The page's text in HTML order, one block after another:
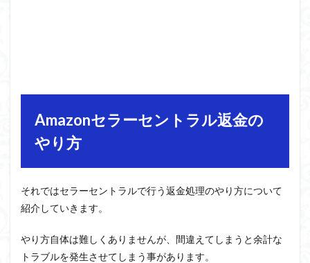
Amazonセラーセントラル返金の
やり方
それではセラーセントラルで行う返金処理のやり方について
紹介していきます。
やり方自体は難しくありませんが、間違えてしまうと余計な
トラブルを発生させてしまう事があります。